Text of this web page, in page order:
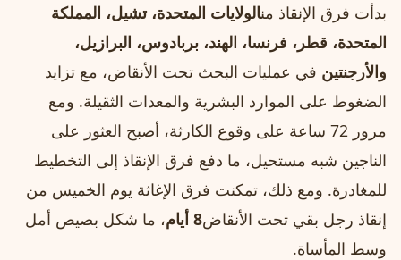
بدأت فرق الإنقاذ منالولايات المتحدة، تشيل، المملكة
المتحدة، قطر، فرنسا، الهند، بربادوس، البرازيل،
والأرجنتين في عمليات البحث تحت الأنقاض، مع تزايد
الضغوط على الموارد البشرية والمعدات الثقيلة. ومع
مرور 72 ساعة على وقوع الكارثة، أصبح العثور على
الناجين شبه مستحيل، ما دفع فرق الإنقاذ إلى التخطيط
للمغادرة. ومع ذلك، تمكنت فرق الإغاثة يوم الخميس من
إنقاذ رجل بقي تحت الأنقاض8 أيام
، ما شكل بصيص أمل
وسط المأساة.